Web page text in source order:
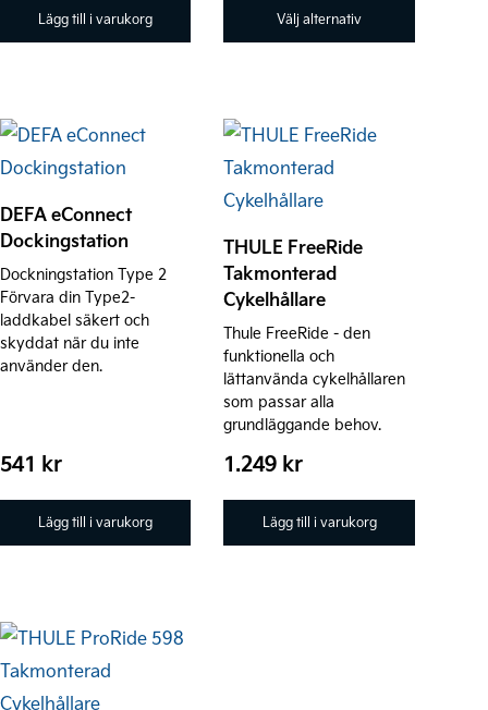
Lägg till i varukorg
2.929 kr
Välj alternativ
produktsidan
DEFA eConnect
Dockingstation
Dockningstation Type 2
Förvara din Type2-
laddkabel säkert och
skyddat när du inte
använder den.
541 kr
Lägg till i varukorg
THULE FreeRide
Takmonterad
Cykelhållare
Thule FreeRide - den
funktionella och
lättanvända cykelhållaren
som passar alla
grundläggande behov.
1.249 kr
Lägg till i varukorg